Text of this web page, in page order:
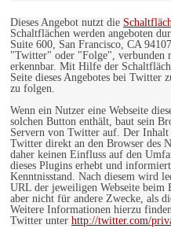
Dieses Angebot nutzt die
Schaltflächen werden angeboten
Suite 600, San Francisco, CA
"Twitter" oder "Folge", verbunden
erkennbar. Mit Hilfe der
Seite dieses Angebotes bei Twitter
zu folgen.
Wenn ein Nutzer eine Webseite
solchen Button enthält, baut sein
Servern von Twitter auf. Der
Twitter direkt an den Browser des
daher keinen Einfluss auf den
dieses Plugins erhebt und
Kenntnisstand. Nach diesem wird
URL der jeweiligen Webseite beim
aber nicht für andere Zwecke, als
Weitere Informationen hierzu
Twitter unter http://twitter.com/